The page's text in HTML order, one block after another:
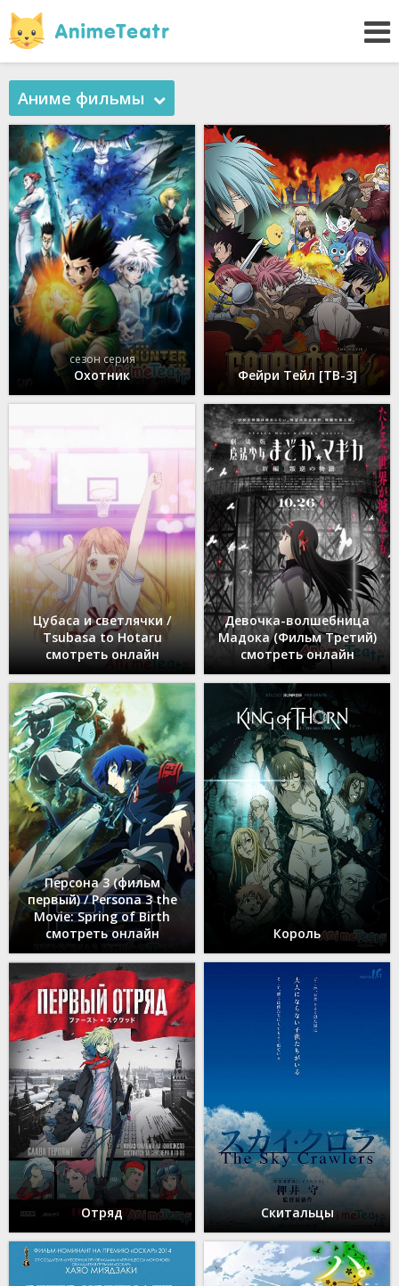
Аниме фильмы
сезон серия
Охотник Фейри Тейл [ТВ-3]
Цубаса и светлячки /
Tsubasa to Hotaru
смотреть онлайн
Девочка-волшебница
Мадока (Фильм Третий)
смотреть онлайн
Персона 3 (фильм
первый) / Persona 3 the
Movie: Spring of Birth
смотреть онлайн
Король
Отряд Скитальцы